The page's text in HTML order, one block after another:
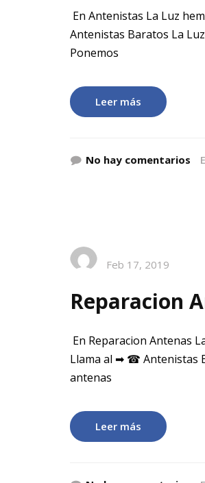
En Antenistas La Luz
Antenistas Baratos La
Ponemos
Leer más
No hay comentarios
Feb 17, 2019
Reparacion
En Reparacion Antenas
Llama al ➡ ☎ Antenistas
antenas
Leer más